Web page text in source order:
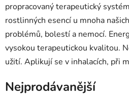
propracovaný terapeutický
rostlinných esencí u mnoha
problémů, bolestí a nemocí.
vysokou terapeutickou kvalitou.
užití. Aplikují se v inhalacích, při
Nejprodávanější